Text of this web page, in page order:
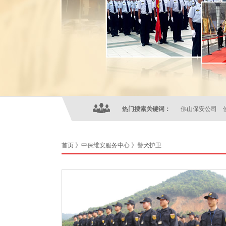
热门搜索关键词： 佛山保安公司
首页 》 中保维安服务中心 》警犬护卫